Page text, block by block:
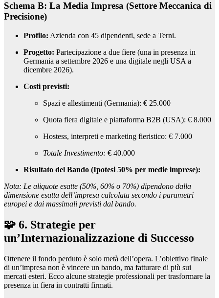
Schema B: La Media Impresa (Settore Meccanica di
Precisione)
Profilo: Azienda con 45 dipendenti, sede a Terni.
Progetto: Partecipazione a due fiere (una in presenza in
Germania a settembre 2026 e una digitale negli USA a
dicembre 2026).
Costi previsti:
Spazi e allestimenti (Germania): € 25.000
Quota fiera digitale e piattaforma B2B (USA): € 8.000
Hostess, interpreti e marketing fieristico: € 7.000
Totale Investimento: € 40.000
Risultato del Bando (Ipotesi 50% per medie imprese):
Nota: Le aliquote esatte (50%, 60% o 70%) dipendono dalla
dimensione esatta dell’impresa calcolata secondo i parametri
europei e dai massimali previsti dal bando.
🧩 6. Strategie per
un’Internazionalizzazione di Successo
Ottenere il fondo perduto è solo metà dell’opera. L’obiettivo finale
di un’impresa non è vincere un bando, ma fatturare di più sui
mercati esteri. Ecco alcune strategie professionali per trasformare la
presenza in fiera in contratti firmati.